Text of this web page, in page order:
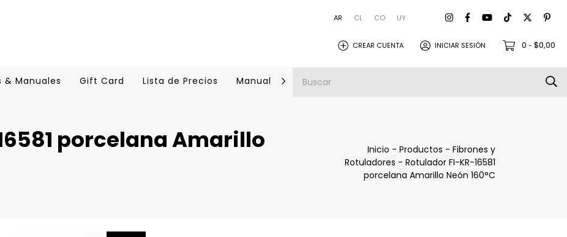
AR CL CO UY
CREAR CUENTA INICIAR SESIÓN 0 - $0,00
& Manuales Gift Card Lista de Precios Manual Ceramistas
porcelana Amarillo
Inicio - Productos - Fibrones y
Rotuladores - Rotulador FI-KR-16581
porcelana Amarillo Neón 160°C